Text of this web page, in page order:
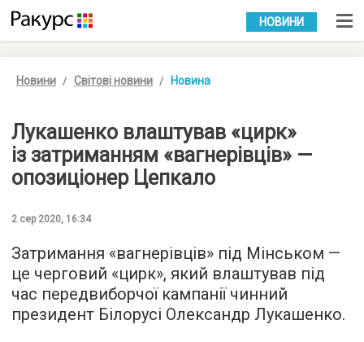
УКР РУС
НОВИНИ
Новини Світові новини Новина
Лукашенко влаштував «цирк»
із затриманням «вагнерівців» —
опозиціонер Цепкало
2 сер 2020, 16:34
Затримання «вагнерівців» під Мінськом —
це черговий «цирк», який влаштував під
час передвиборчої кампанії чинний
президент Білорусі Олександр Лукашенко.